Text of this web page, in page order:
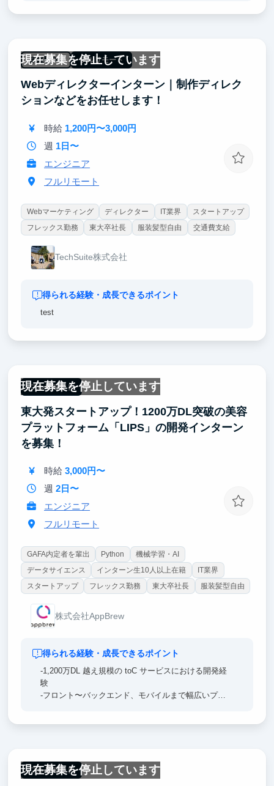
現在募集を停止しています
未経験OK フルリモート
Webディレクターインターン｜制作ディレク
ションなどをお任せします！
時給 1,200円〜3,000円
週 1日〜
エンジニア
フルリモート
Webマーケティング ディレクター IT業界
スタートアップ
フレックス勤務
東大卒社長 服装髪型自由 交通費支給
TechSuite株式会社
得られる経験・成長できるポイント
test
現在募集を停止しています
フルリモート
東大発スタートアップ！1200万DL突破の美容
プラットフォーム「LIPS」の開発インターン
を募集！
時給 3,000円〜
週 2日〜
エンジニア
フルリモート
GAFA内定者を輩出 Python
機械学習・AI
データサイエンス
インターン生10人以上在籍
IT業界
スタートアップ
フレックス勤務 東大卒社長 服装髪型自由
株式会社AppBrew
得られる経験・成長できるポイント
-1,200万DL 越え規模の toC サービスにおける開発経
験
-フロント〜バックエンド、モバイルまで幅広いプロ
現在募集を停止しています
フルリモート